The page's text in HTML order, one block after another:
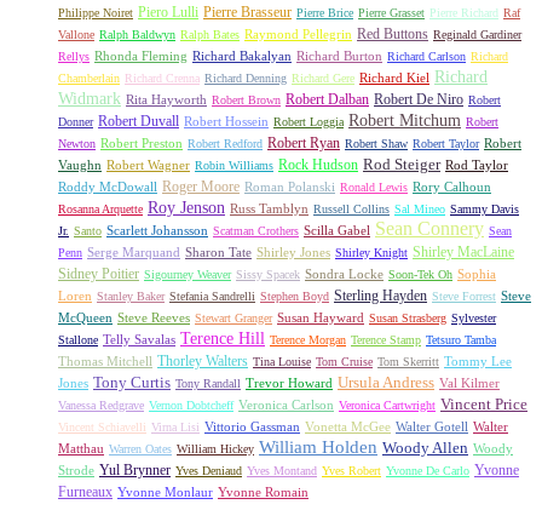
Philippe Noiret Piero Lulli Pierre Brasseur Pierre Brice Pierre Grasset Pierre Richard Raf
Vallone Ralph Baldwyn Ralph Bates Raymond Pellegrin Red Buttons Reginald Gardiner
Rellys Rhonda Fleming Richard Bakalyan Richard Burton Richard Carlson Richard
Chamberlain Richard Crenna Richard Denning Richard Gere Richard Kiel Richard
Widmark Rita Hayworth Robert Brown Robert Dalban Robert De Niro Robert
Donner Robert Duvall Robert Hossein Robert Loggia Robert Mitchum Robert
Newton Robert Preston Robert Redford Robert Ryan Robert Shaw Robert Taylor Robert
Vaughn Robert Wagner Robin Williams Rock Hudson Rod Steiger Rod Taylor
Roddy McDowall Roger Moore Roman Polanski Ronald Lewis Rory Calhoun
Rosanna Arquette Roy Jenson Russ Tamblyn Russell Collins Sal Mineo Sammy Davis
Jr. Santo Scarlett Johansson Scatman Crothers Scilla Gabel Sean Connery Sean
Penn Serge Marquand Sharon Tate Shirley Jones Shirley Knight Shirley MacLaine
Sidney Poitier Sigourney Weaver Sissy Spacek Sondra Locke Soon-Tek Oh Sophia
Loren Stanley Baker Stefania Sandrelli Stephen Boyd Sterling Hayden Steve Forrest Steve
McQueen Steve Reeves Stewart Granger Susan Hayward Susan Strasberg Sylvester
Stallone Telly Savalas Terence Hill Terence Morgan Terence Stamp Tetsuro Tamba
Thomas Mitchell Thorley Walters Tina Louise Tom Cruise Tom Skerritt Tommy Lee
Jones Tony Curtis Tony Randall Trevor Howard Ursula Andress Val Kilmer
Vanessa Redgrave Vernon Dobtcheff Veronica Carlson Veronica Cartwright Vincent Price
Vincent Schiavelli Virna Lisi Vittorio Gassman Vonetta McGee Walter Gotell Walter
Matthau Warren Oates William Hickey William Holden Woody Allen Woody
Strode Yul Brynner Yves Deniaud Yves Montand Yves Robert Yvonne De Carlo Yvonne
Furneaux Yvonne Monlaur Yvonne Romain